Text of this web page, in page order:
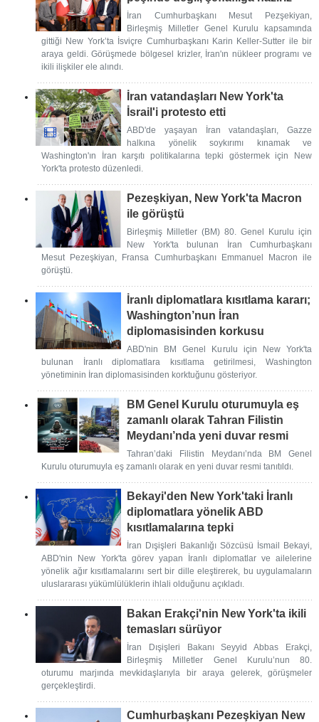
İran Cumhurbaşkanı Mesut Pezşekiyan,
Birleşmiş Milletler Genel Kurulu kapsamında
gittiği New York’ta İsviçre Cumhurbaşkanı Karin Keller-Sutter ile bir
araya geldi. Görüşmede bölgesel krizler, İran'ın nükleer programı ve
ikili ilişkiler ele alındı.
İran vatandaşları New York'ta
İsrail'i protesto etti
ABD'de yaşayan İran vatandaşları, Gazze
halkına yönelik soykırımı kınamak ve
Washington'ın İran karşıtı politikalarına tepki göstermek için New
York'ta protesto düzenledi.
Pezeşkiyan, New York'ta Macron
ile görüştü
Birleşmiş Milletler (BM) 80. Genel Kurulu için
New York'ta bulunan İran Cumhurbaşkanı
Mesut Pezeşkiyan, Fransa Cumhurbaşkanı Emmanuel Macron ile
görüştü.
İranlı diplomatlara kısıtlama kararı;
Washington’nun İran
diplomasisinden korkusu
ABD'nin BM Genel Kurulu için New York'ta
bulunan İranlı diplomatlara kısıtlama getirilmesi, Washington
yönetiminin İran diplomasisinden korktuğunu gösteriyor.
BM Genel Kurulu oturumuyla eş
zamanlı olarak Tahran Filistin
Meydanı’nda yeni duvar resmi
Tahran’daki Filistin Meydanı’nda BM Genel
Kurulu oturumuyla eş zamanlı olarak en yeni duvar resmi tanıtıldı.
Bekayi'den New York'taki İranlı
diplomatlara yönelik ABD
kısıtlamalarına tepki
İran Dışişleri Bakanlığı Sözcüsü İsmail Bekayi,
ABD'nin New York'ta görev yapan İranlı diplomatlar ve ailelerine
yönelik ağır kısıtlamalarını sert bir dille eleştirerek, bu uygulamaların
uluslararası yükümlülüklerin ihlali olduğunu açıkladı.
Bakan Erakçi'nin New York'ta ikili
temasları sürüyor
İran Dışişleri Bakanı Seyyid Abbas Erakçi,
Birleşmiş Milletler Genel Kurulu’nun 80.
oturumu marjında mevkidaşlarıyla bir araya gelerek, görüşmeler
gerçekleştirdi.
Cumhurbaşkanı Pezeşkiyan New